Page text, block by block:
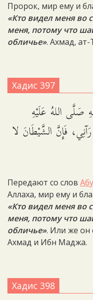
Пророк, мир ему и
«Кто видел меня во
меня, потому что
обличье». Ахмад,
Хадис 397
صَلَّى اللهُ عَلَيْهِ
فَإِنَّ الشَّيْطَانَ لا
Передают со слов
Аллаха, мир ему и
«Кто видел меня во
меня, потому что
обличье». Или же он
Ахмад и Ибн Маджа.
Хадис 398